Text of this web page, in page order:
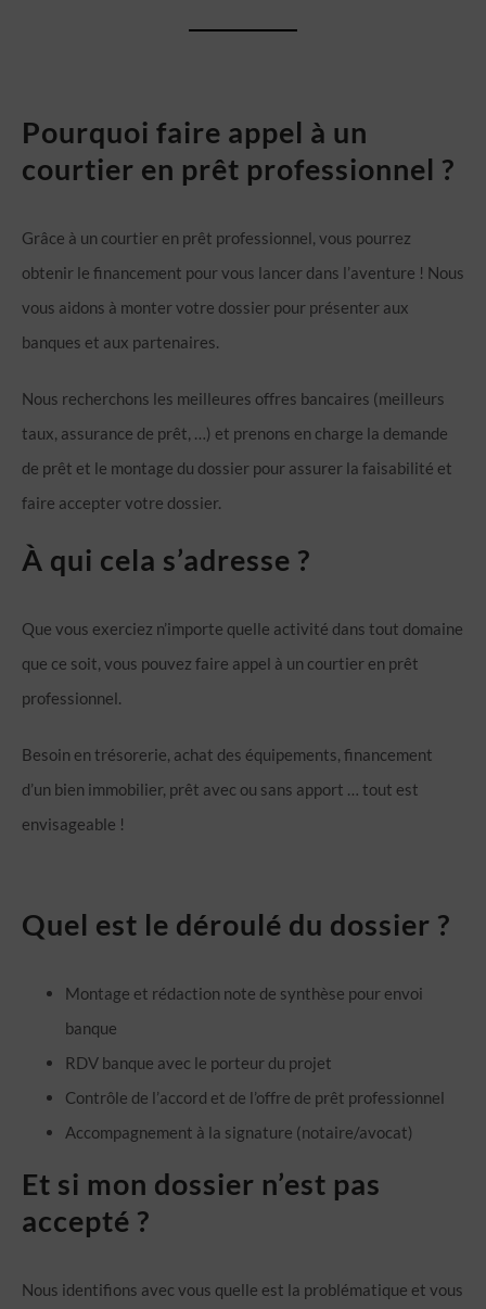
Pourquoi faire appel à un
courtier en prêt professionnel ?
Grâce à un courtier en prêt professionnel, vous pourrez
obtenir le financement pour vous lancer dans l’aventure ! Nous
vous aidons à monter votre dossier pour présenter aux
banques et aux partenaires.
Nous recherchons les meilleures offres bancaires (meilleurs
taux, assurance de prêt, …) et prenons en charge la demande
de prêt et le montage du dossier pour assurer la faisabilité et
faire accepter votre dossier.
À qui cela s’adresse ?
Que vous exerciez n’importe quelle activité dans tout domaine
que ce soit, vous pouvez faire appel à un courtier en prêt
professionnel.
Besoin en trésorerie, achat des équipements, financement
d’un bien immobilier, prêt avec ou sans apport … tout est
envisageable !
Quel est le déroulé du dossier ?
Montage et rédaction note de synthèse pour envoi
banque
RDV banque avec le porteur du projet
Contrôle de l’accord et de l’offre de prêt professionnel
Accompagnement à la signature (notaire/avocat)
Et si mon dossier n’est pas
accepté ?
Nous identifions avec vous quelle est la problématique et vous